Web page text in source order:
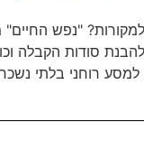
"נפש החיים"
סודות הקבלה
רוחני בלתי